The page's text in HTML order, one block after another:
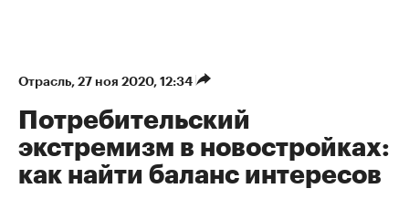
Отрасль⁠, 27 ноя 2020, 12:34
Потребительский
экстремизм в новостройках:
как найти баланс интересов